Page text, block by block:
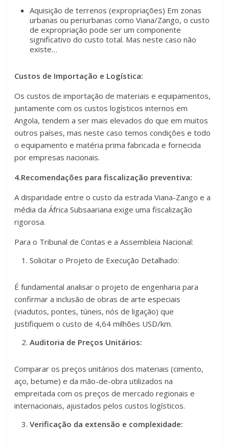
Aquisição de terrenos (expropriações) Em zonas
urbanas ou periurbanas como Viana/Zango, o custo
de expropriação pode ser um componente
significativo do custo total. Mas neste caso não
existe…
Custos de Importação e Logística:
Os custos de importação de materiais e equipamentos,
juntamente com os custos logísticos internos em
Angola, tendem a ser mais elevados do que em muitos
outros países, mas neste caso temos condições e todo
o equipamento e matéria prima fabricada e fornecida
por empresas nacionais.
4.Recomendações para fiscalização preventiva:
A disparidade entre o custo da estrada Viana-Zango e a
média da África Subsaariana exige uma fiscalização
rigorosa.
Para o Tribunal de Contas e a Assembleia Nacional:
Solicitar o Projeto de Execução Detalhado:
É fundamental analisar o projeto de engenharia para
confirmar a inclusão de obras de arte especiais
(viadutos, pontes, túneis, nós de ligação) que
justifiquem o custo de 4,64 milhões USD/km.
Auditoria de Preços Unitários:
Comparar os preços unitários dos materiais (cimento,
aço, betume) e da mão-de-obra utilizados na
empreitada com os preços de mercado regionais e
internacionais, ajustados pelos custos logísticos.
Verificação da extensão e complexidade: